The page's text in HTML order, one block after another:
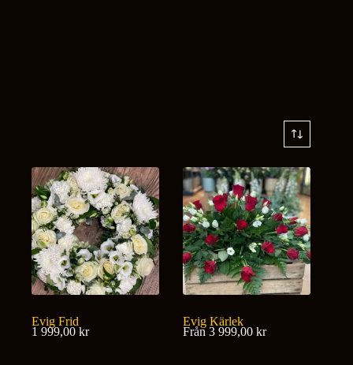
Evig Frid
1 999,00 kr
Evig Kärlek
Från3 999,00kr